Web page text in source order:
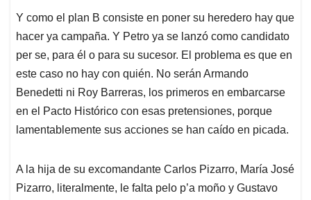
Y como el plan B consiste en poner su heredero hay que
hacer ya campaña. Y Petro ya se lanzó como candidato
per se, para él o para su sucesor. El problema es que en
este caso no hay con quién. No serán Armando
Benedetti ni Roy Barreras, los primeros en embarcarse
en el Pacto Histórico con esas pretensiones, porque
lamentablemente sus acciones se han caído en picada.
A la hija de su excomandante Carlos Pizarro, María José
Pizarro, literalmente, le falta pelo p’a moño y Gustavo